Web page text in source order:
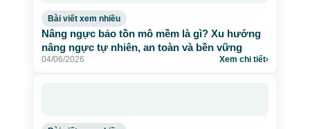
Bài viết xem nhiều
Nâng ngực bảo tồn mô mềm là gì? Xu hướng
nâng ngực tự nhiên, an toàn và bền vững
04/06/2026 Xem chi tiết›